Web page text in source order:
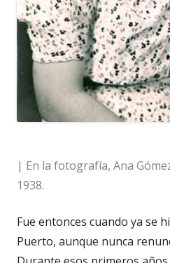
| En la fotografía, Ana
1938.
Fue entonces cuando ya se
Puerto, aunque nunca